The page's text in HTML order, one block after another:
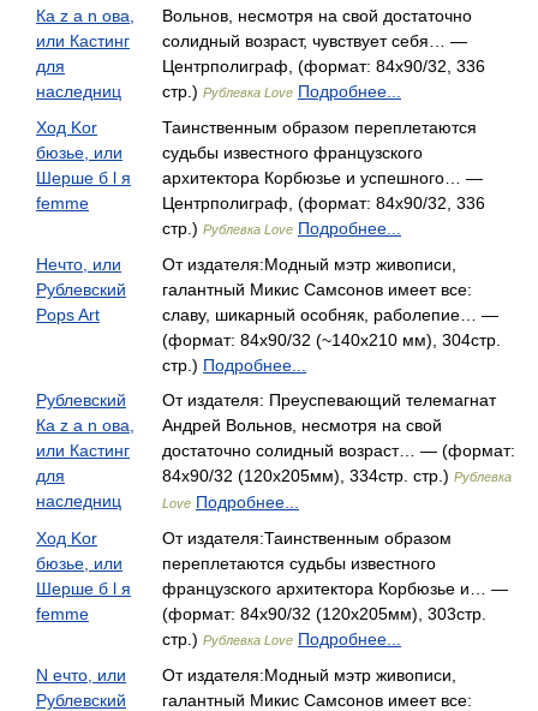
Ка z а n ова,
или Кастинг
для
наследниц
Вольнов, несмотря на свой достаточно
солидный возраст, чувствует себя… —
Центрполиграф, (формат: 84x90/32, 336
стр.) Рублевка Love Подробнее...
Ход Kor
бюзье, или
Шерше б l я
femme
Таинственным образом переплетаются
судьбы известного французского
архитектора Корбюзье и успешного… —
Центрполиграф, (формат: 84x90/32, 336
стр.) Рублевка Love Подробнее...
Нечто, или
Рублевский
Pops Art
От издателя:Модный мэтр живописи,
галантный Микис Самсонов имеет все:
славу, шикарный особняк, раболепие… —
(формат: 84х90/32 (~140х210 мм), 304стр.
стр.) Подробнее...
Рублевский
Ка z а n ова,
или Кастинг
для
наследниц
От издателя: Преуспевающий телемагнат
Андрей Вольнов, несмотря на свой
достаточно солидный возраст… — (формат:
84x90/32 (120x205мм), 334стр. стр.) Рублевка
Love Подробнее...
Ход Kor
бюзье, или
Шерше б l я
femme
От издателя:Таинственным образом
переплетаются судьбы известного
французского архитектора Корбюзье и… —
(формат: 84x90/32 (120x205мм), 303стр.
стр.) Рублевка Love Подробнее...
N ечто, или
Рублевский
От издателя:Модный мэтр живописи,
галантный Микис Самсонов имеет все: